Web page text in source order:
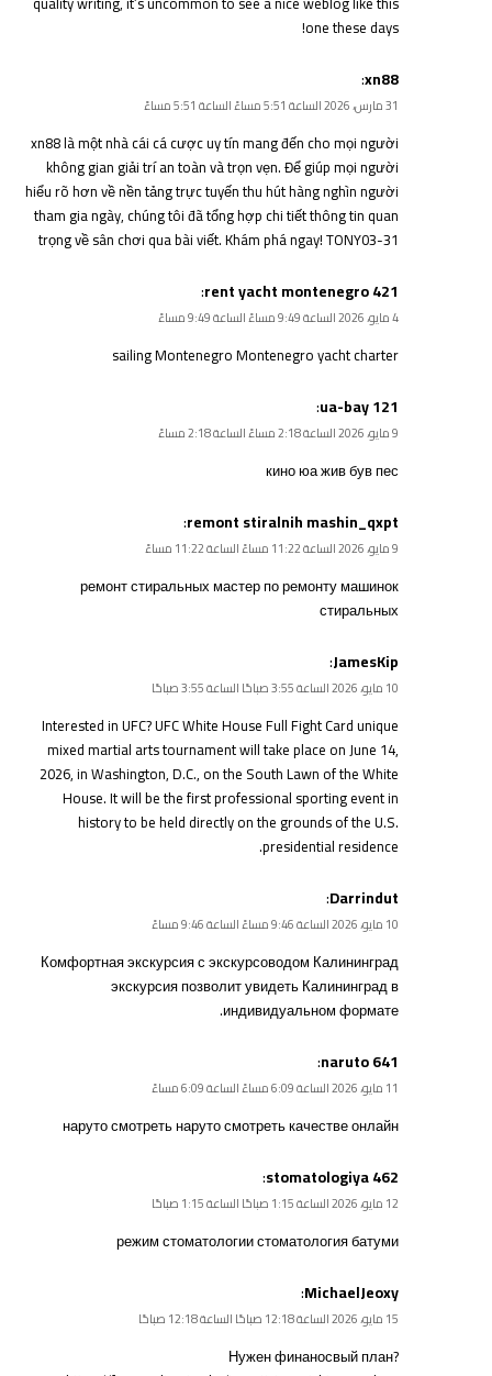
one these days
!
xn88
:
31 مارس، 2026 الساعة 5:51 مساءً الساعة 5:51 مساءً
xn88là một nhà cái cá cược uy tín mang đến cho mọi người
không gian giải trí an toàn và trọn vẹn. Để giúp mọi người
hiểu rõ hơn về nền tảng trực tuyến thu hút hàng nghìn người
tham gia ngày, chúng tôi đã tổng hợp chi tiết thông tin quan
trọng về sân chơi qua bài viết. Khám phá ngay! TONY03-31
rent yacht montenegro 421
:
4 مايو، 2026 الساعة 9:49 مساءً الساعة 9:49 مساءً
sailing MontenegroMontenegro yacht charter
ua-bay 121
:
9 مايو، 2026 الساعة 2:18 مساءً الساعة 2:18 مساءً
кино юажив був пес
remont stiralnih mashin_qxpt
:
9 مايو، 2026 الساعة 11:22 مساءً الساعة 11:22 مساءً
ремонт стиральныхмастер по ремонту машинок
стиральных
JamesKip
:
10 مايو، 2026 الساعة 3:55 صباحًا الساعة 3:55 صباحًا
Interested in UFC?UFC White House Full Fight Cardunique
mixed martial arts tournament will take place on June 14,
2026, in Washington, D.C., on the South Lawn of the White
House. It will be the first professional sporting event in
history to be held directly on the grounds of the U.S.
presidential residence.
Darrindut
:
10 مايو، 2026 الساعة 9:46 مساءً الساعة 9:46 مساءً
Комфортная экскурсия с экскурсоводом Калининград
экскурсияпозволит увидеть Калининград в
индивидуальном формате.
naruto 641
:
11 مايو، 2026 الساعة 6:09 مساءً الساعة 6:09 مساءً
наруто смотретьнаруто смотреть качестве онлайн
stomatologiya 462
:
12 مايو، 2026 الساعة 1:15 صباحًا الساعة 1:15 صباحًا
режим стоматологиистоматология батуми
MichaelJeoxy
:
15 مايو، 2026 الساعة 12:18 صباحًا الساعة 12:18 صباحًا
Нужен финаносвый план?